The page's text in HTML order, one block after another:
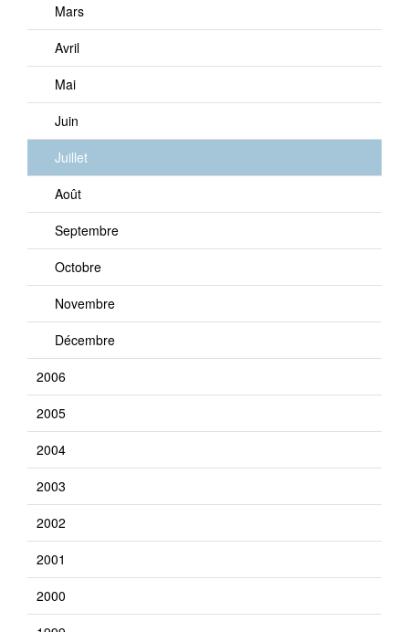
Mars
Avril
Mai
Juin
Juillet
Août
Septembre
Octobre
Novembre
Décembre
2006
2005
2004
2003
2002
2001
2000